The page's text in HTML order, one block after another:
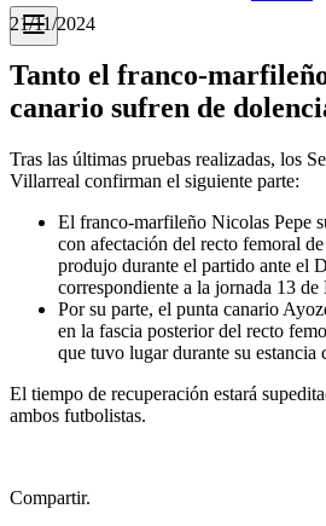
21/11/2024
Tanto el franco-
canario sufren de
Tras las últimas pruebas realizadas, los
Villarreal confirman el siguiente parte:
El franco-marfileño Nicolas Pepe
con afectación del recto femoral
produjo durante el partido ante el
correspondiente a la jornada 13
Por su parte, el punta canario
en la fascia posterior del recto
que tuvo lugar durante su estancia
El tiempo de recuperación estará
ambos futbolistas.
Compartir.